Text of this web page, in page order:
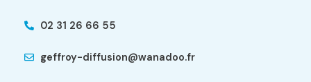
02 31 26 66 55
geffroy-diffusion@wanadoo.fr